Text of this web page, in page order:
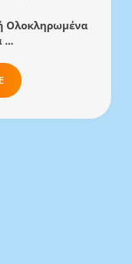
Ολοκληρωμένα
...